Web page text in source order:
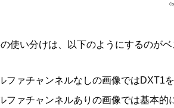
使い分けは、以下のようにするのがベ
ファチャンネルなしの画像ではDXT1
ファチャンネルありの画像では基本的